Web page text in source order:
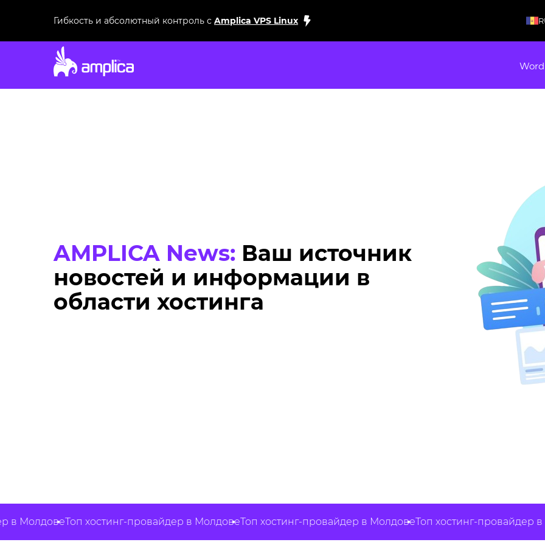
Гибкость и абсолютный контроль с Amplica VPS Linux
AMPLICA News: Ваш источник
новостей и информации в
области хостинга
Топ хостинг-провайдер в МолдовеТоп хостинг-провайдер в МолдовеТоп хостинг-провайдер в